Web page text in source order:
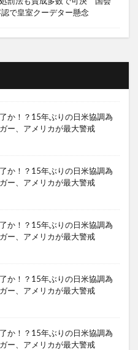
で皇室クーデター懸念
か！？15年ぶりの日米協調為
ー、アメリカが最大警戒
か！？15年ぶりの日米協調為
ー、アメリカが最大警戒
か！？15年ぶりの日米協調為
ー、アメリカが最大警戒
か！？15年ぶりの日米協調為
ー、アメリカが最大警戒
か！？15年ぶりの日米協調為
ー、アメリカが最大警戒